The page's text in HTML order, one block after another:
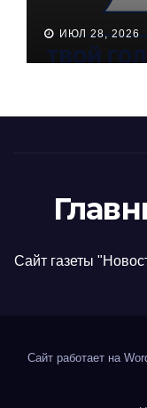
ИЮЛ 28, 2026
Сайт газеты
Сайт работает на